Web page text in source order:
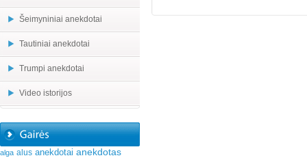
Šeimyniniai anekdotai
Tautiniai anekdotai
Trumpi anekdotai
Video istorijos
alga alus anekdotai anekdotas